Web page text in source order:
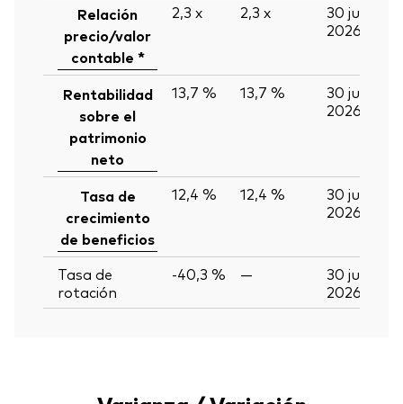
Relación
precio/valor
contable *
2,3 x 2,3 x
30 jun
2026
Rentabilidad
sobre el
patrimonio
neto
13,7 % 13,7 %
30 jun
2026
Tasa de
crecimiento
de beneficios
12,4 % 12,4 %
30 jun
2026
Tasa de
rotación
-40,3 % —
30 jun
2026